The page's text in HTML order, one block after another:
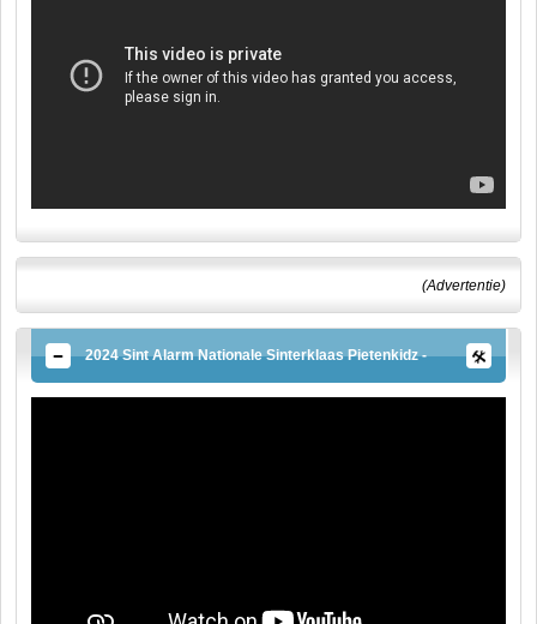
(Advertentie)
2024 Sint Alarm Nationale Sinterklaas Pietenkidz -